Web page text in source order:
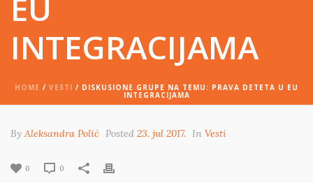
INTEGRACIJAMA
HOME / VESTI / DISKUSIONE GRUPE NA TEMU: PRAVA DETETA U EU
INTEGRACIJAMA
By Aleksandra Polić Posted 23. jul 2017. In Vesti
0 0